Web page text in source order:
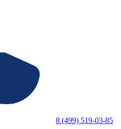
8 (499) 519-03-85